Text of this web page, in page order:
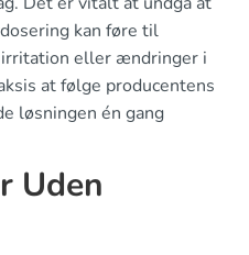
kan føre til
eller ændringer i
at følge producentens
løsningen én gang
Uden